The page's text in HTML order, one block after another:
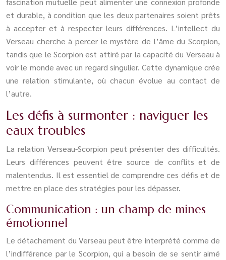
et durable, à condition que les deux partenaires soient prêts
à accepter et à respecter leurs différences. L’intellect du
Verseau cherche à percer le mystère de l’âme du Scorpion,
tandis que le Scorpion est attiré par la capacité du Verseau à
voir le monde avec un regard singulier. Cette dynamique crée
une relation stimulante, où chacun évolue au contact de
l’autre.
Les défis à surmonter : naviguer les
eaux troubles
La relation Verseau-Scorpion peut présenter des difficultés.
Leurs différences peuvent être source de conflits et de
malentendus. Il est essentiel de comprendre ces défis et de
mettre en place des stratégies pour les dépasser.
Communication : un champ de mines
émotionnel
Le détachement du Verseau peut être interprété comme de
l’indifférence par le Scorpion, qui a besoin de se sentir aimé